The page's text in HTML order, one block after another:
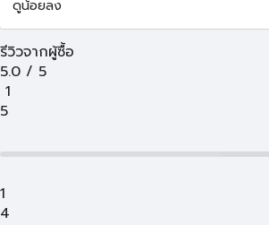
ดูน้อยลง
รีวิวจากผู้ซื้อ
5.0 / 5
1
5
1
4